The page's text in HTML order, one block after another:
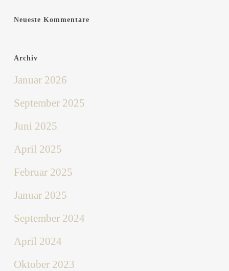
Neueste Kommentare
Archiv
Januar 2026
September 2025
Juni 2025
April 2025
Februar 2025
Januar 2025
September 2024
April 2024
Oktober 2023